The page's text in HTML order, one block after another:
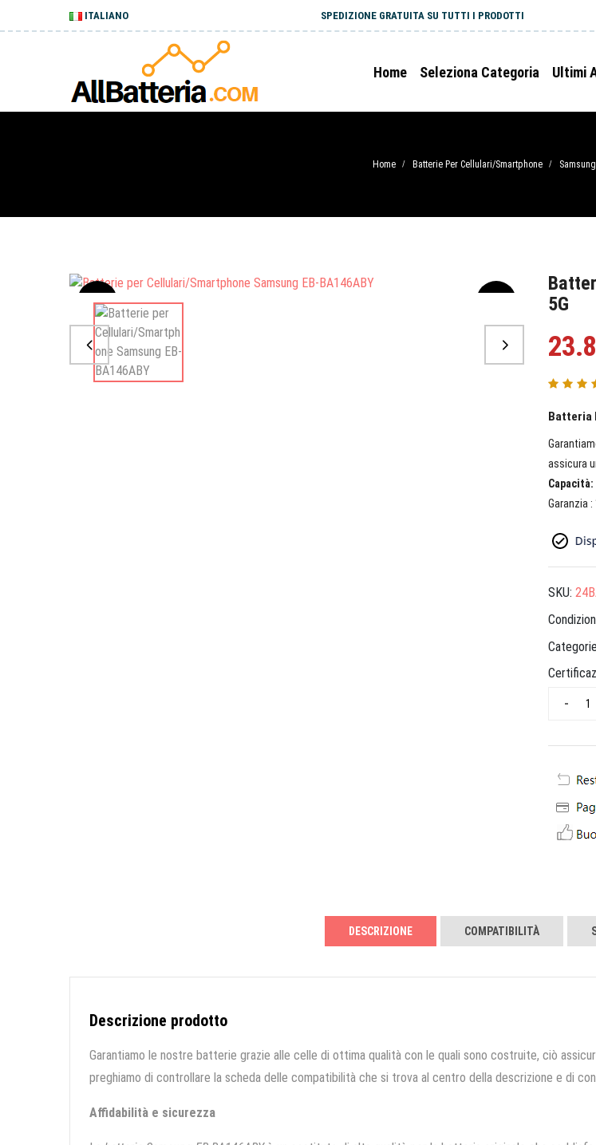
ITALIANO SPEDIZIONE GRATUITA SU TUTTI I PRODOTTI
Home Seleziona Categoria Ultimi
Home / Batterie Per Cellulari/Smartphone / Samsung
Sale
5G
Batteria
assicura
Garanzia
SKU:
-
DESCRIZIONE COMPATIBILITÀ
Descrizione prodotto
Garantiamo le nostre batterie grazie alle celle di ottima qualità con le quali sono costruite, ciò
preghiamo di controllare la scheda delle compatibilità che si trova al centro della descrizione e di
Affidabilità e sicurezza